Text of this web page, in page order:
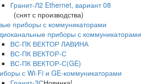
Гранит-Л2 Ethernet, вариант 08
(снят с производства)
приборы с коммуникаторами
приборы с коммуникаторами
ВС-ПК ВЕКТОР ЛАВИНА
ВС-ПК ВЕКТОР-С
ВС-ПК ВЕКТОР-С(GE)
с Wi-Fi и GE-коммуникаторами